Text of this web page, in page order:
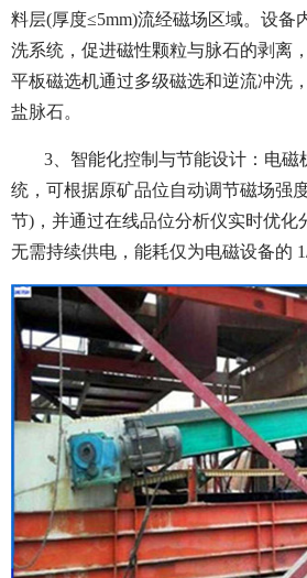
料层(厚度≤5mm)流经磁场区域。设备
洗系统，促进磁性颗粒与脉石的剥离
平板磁选机通过多级磁选和逆流冲洗
盐脉石。
3、智能化控制与节能设计： 电磁
统，可根据原矿品位自动调节磁场强
节)，并通过在线品位分析仪实时优化
无需持续供电，能耗仅为电磁设备的 1/